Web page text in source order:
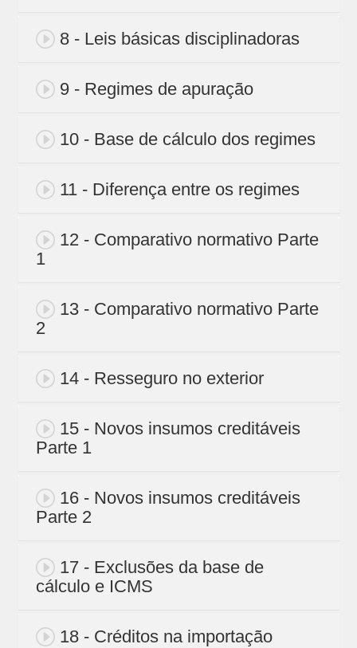
8 - Leis básicas disciplinadoras
9 - Regimes de apuração
10 - Base de cálculo dos regimes
11 - Diferença entre os regimes
12 - Comparativo normativo Parte
1
13 - Comparativo normativo Parte
2
14 - Resseguro no exterior
15 - Novos insumos creditáveis
Parte 1
16 - Novos insumos creditáveis
Parte 2
17 - Exclusões da base de
cálculo e ICMS
18 - Créditos na importação